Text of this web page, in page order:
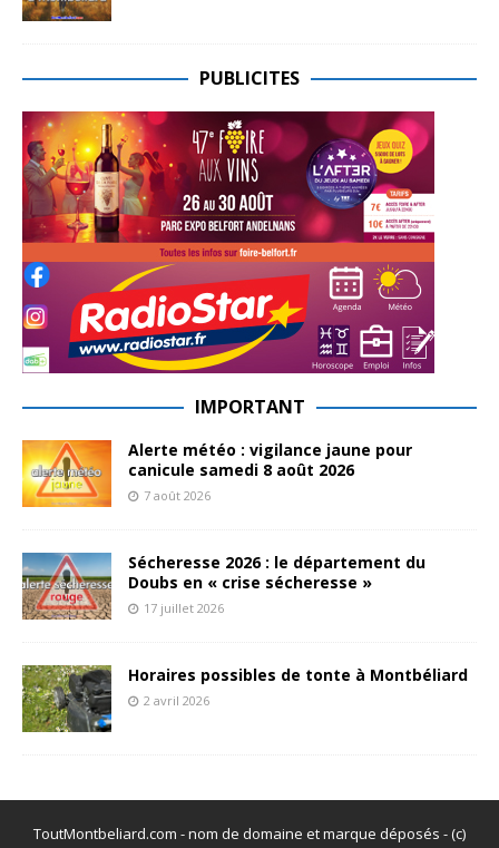
PUBLICITES
IMPORTANT
Alerte météo : vigilance jaune pour
canicule samedi 8 août 2026
7 août 2026
Sécheresse 2026 : le département du
Doubs en « crise sécheresse »
17 juillet 2026
Horaires possibles de tonte à Montbéliard
2 avril 2026
ToutMontbeliard.com - nom de domaine et marque déposés - (c)